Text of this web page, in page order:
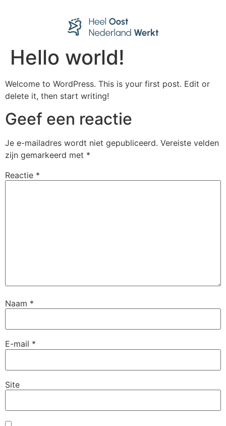
Hello world!
Welcome to WordPress. This is your first post. Edit or
delete it, then start writing!
Geef een reactie
Je e-mailadres wordt niet gepubliceerd. Vereiste velden
zijn gemarkeerd met *
Reactie *
Naam *
E-mail *
Site